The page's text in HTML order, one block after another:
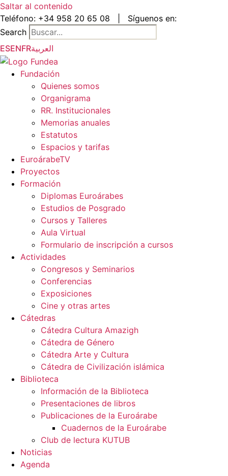
Saltar al contenido
Teléfono: +34 958 20 65 08
Síguenos en:
Search
ESENFRالعربية
Fundación
Quienes somos
Organigrama
RR. Institucionales
Memorias anuales
Estatutos
Espacios y tarifas
EuroárabeTV
Proyectos
Formación
Diplomas Euroárabes
Estudios de Posgrado
Cursos y Talleres
Aula Virtual
Formulario de inscripción a cursos
Actividades
Congresos y Seminarios
Conferencias
Exposiciones
Cine y otras artes
Cátedras
Cátedra Cultura Amazigh
Cátedra de Género
Cátedra Arte y Cultura
Cátedra de Civilización islámica
Biblioteca
Información de la Biblioteca
Presentaciones de libros
Publicaciones de la Euroárabe
Cuadernos de la Euroárabe
Club de lectura KUTUB
Noticias
Agenda